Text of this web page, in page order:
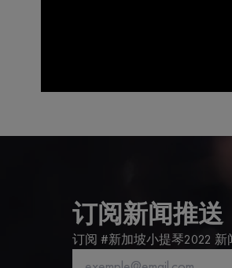
0
0
订阅新闻推送
订阅 #新加坡小提琴2022 新